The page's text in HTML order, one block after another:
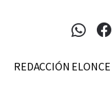
REDACCIÓN ELONCE